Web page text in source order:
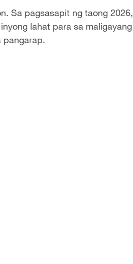
Sa pagsasapit ng taong 2026,
lahat para sa maligayang
pangarap.